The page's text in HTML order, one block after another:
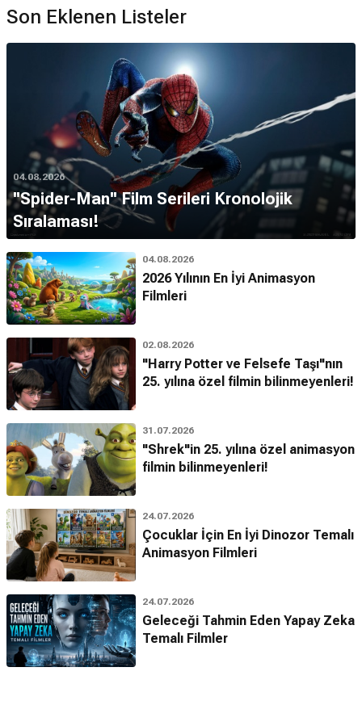
Son Eklenen Listeler
04.08.2026
''Spider-Man'' Film Serileri Kronolojik
Sıralaması!
04.08.2026
2026 Yılının En İyi Animasyon
Filmleri
02.08.2026
"Harry Potter ve Felsefe Taşı"nın
25. yılına özel filmin bilinmeyenleri!
31.07.2026
"Shrek"in 25. yılına özel animasyon
filmin bilinmeyenleri!
24.07.2026
Çocuklar İçin En İyi Dinozor Temalı
Animasyon Filmleri
24.07.2026
Geleceği Tahmin Eden Yapay Zeka
Temalı Filmler